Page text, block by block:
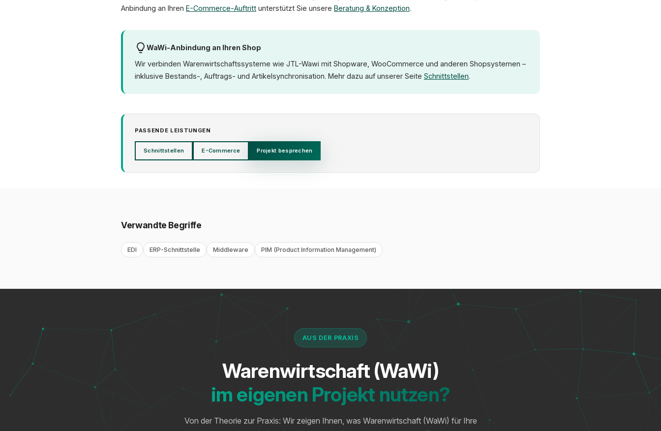
Anbindung an Ihren E-Commerce-Auftritt unterstützt Sie unsere Beratung & Konzeption.
WaWi-Anbindung an Ihren Shop
Wir verbinden Warenwirtschaftssysteme wie JTL-Wawi mit Shopware, WooCommerce und anderen Shopsystemen –
inklusive Bestands-, Auftrags- und Artikelsynchronisation. Mehr dazu auf unserer Seite Schnittstellen.
PASSENDE LEISTUNGEN
Schnittstellen E-Commerce Projekt besprechen
Verwandte Begriffe
EDI ERP-Schnittstelle Middleware PIM (Product Information Management)
AUS DER PRAXIS
Warenwirtschaft (WaWi)
im eigenen Projekt nutzen?
Von der Theorie zur Praxis: Wir zeigen Ihnen, was Warenwirtschaft (WaWi) für Ihre